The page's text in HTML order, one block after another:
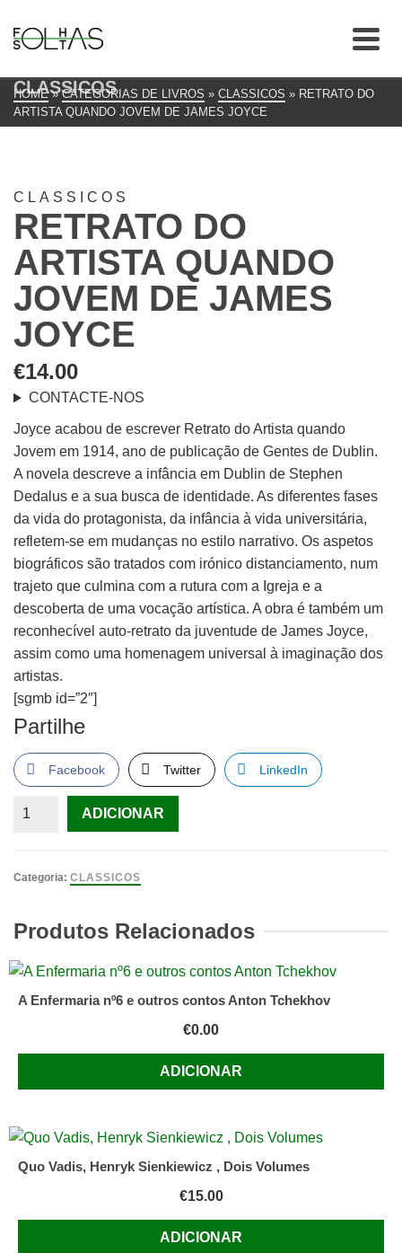
CLASSICOS
HOME » CATEGORIAS DE LIVROS » CLASSICOS » RETRATO DO
ARTISTA QUANDO JOVEM DE JAMES JOYCE
CLASSICOS
RETRATO DO
ARTISTA QUANDO
JOVEM DE JAMES
JOYCE
€14.00
CONTACTE-NOS
Joyce acabou de escrever Retrato do Artista quando
Jovem em 1914, ano de publicação de Gentes de Dublin.
A novela descreve a infância em Dublin de Stephen
Dedalus e a sua busca de identidade. As diferentes fases
da vida do protagonista, da infância à vida universitária,
refletem-se em mudanças no estilo narrativo. Os aspetos
biográficos são tratados com irónico distanciamento, num
trajeto que culmina com a rutura com a Igreja e a
descoberta de uma vocação artística. A obra é também um
reconhecível auto-retrato da juventude de James Joyce,
assim como uma homenagem universal à imaginação dos
artistas.
[sgmb id=”2″]
Partilhe
Facebook Twitter LinkedIn
Quantidade
do
Jovem
de
Joyce
ADICIONAR
Categoria: CLASSICOS
Produtos Relacionados
A Enfermaria nº6 e outros contos Anton Tchekhov
€0.00
ADICIONAR
Quo Vadis, Henryk Sienkiewicz , Dois Volumes
€15.00
ADICIONAR